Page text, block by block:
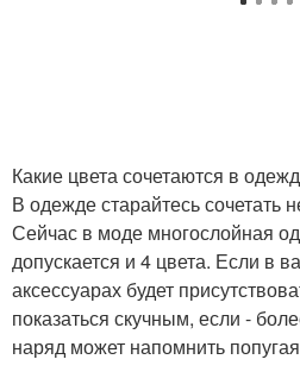
Какие цвета сочетаются в
В одежде старайтесь сочетать
Сейчас в моде многослойная
допускается и 4 цвета. Если в
аксессуарах будет
показаться скучным, если -
наряд может напомнить